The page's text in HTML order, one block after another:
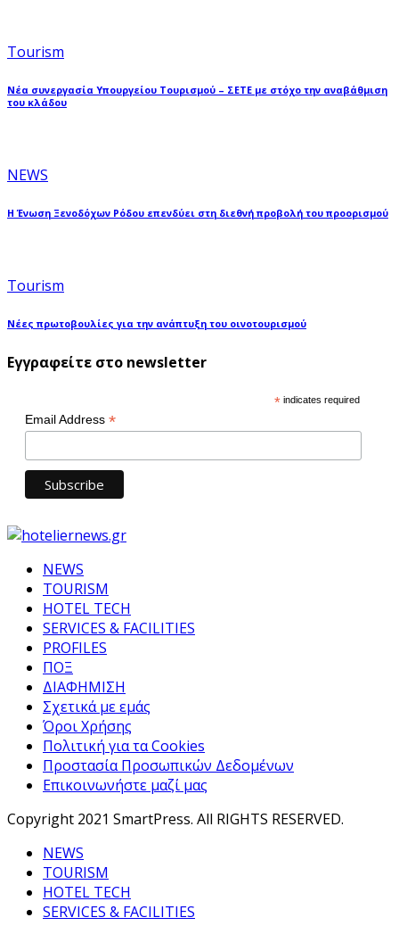
Tourism
Νέα συνεργασία Υπουργείου Τουρισμού – ΣΕΤΕ με στόχο την αναβάθμιση
του κλάδου
NEWS
Η Ένωση Ξενοδόχων Ρόδου επενδύει στη διεθνή προβολή του προορισμού
Tourism
Νέες πρωτοβουλίες για την ανάπτυξη του οινοτουρισμού
Εγγραφείτε στο newsletter
* indicates required
Email Address *
NEWS
TOURISM
HOTEL TECH
SERVICES & FACILITIES
PROFILES
ΠΟΞ
ΔΙΑΦΗΜΙΣΗ
Σχετικά με εμάς
Όροι Χρήσης
Πολιτική για τα Cookies
Προστασία Προσωπικών Δεδομένων
Επικοινωνήστε μαζί μας
Copyright 2021 SmartPress. All RIGHTS RESERVED.
NEWS
TOURISM
HOTEL TECH
SERVICES & FACILITIES